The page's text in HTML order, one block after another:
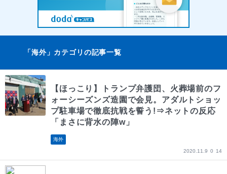
「海外」カテゴリの記事一覧
【ほっこり】トランプ弁護団、火葬場前のフ
ォーシーズンズ造園で会見。アダルトショッ
プ駐車場で徹底抗戦を誓う!⇒ネットの反応
「まさに背水の陣w」
海外
2020.11.9 0 14